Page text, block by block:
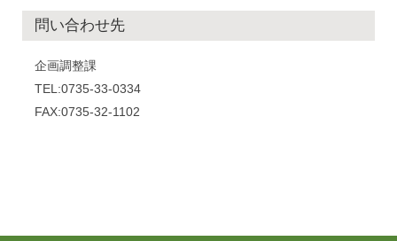
問い合わせ先
企画調整課
TEL:0735-33-0334
FAX:0735-32-1102